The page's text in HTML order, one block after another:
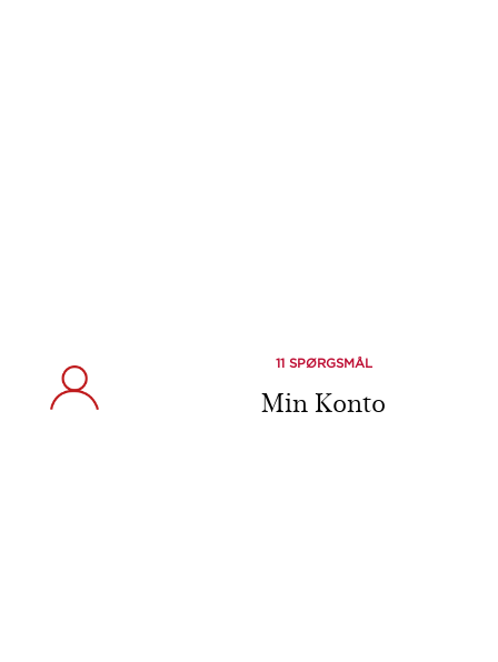
11 SPØRGSMÅL
Min Konto